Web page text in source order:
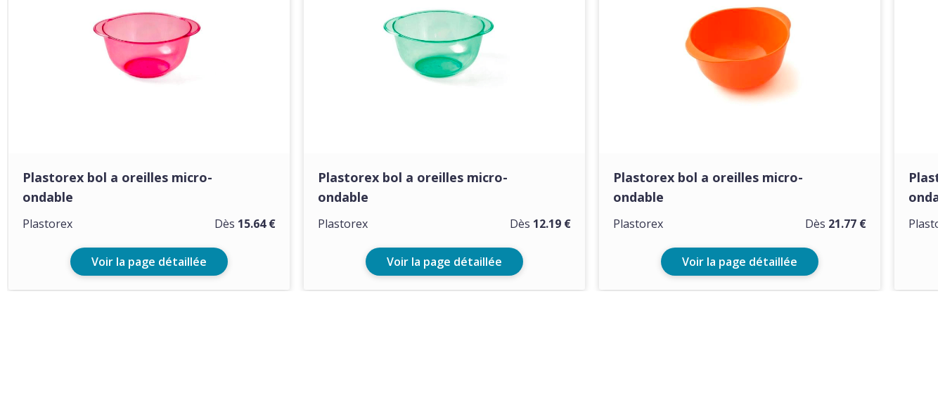
Plastorex bol a oreilles micro-
ondable
Dès 15.64 €
Plastorex
Voir la page détaillée
Plastorex bol a oreilles micro-
ondable
Dès 12.19 €
Plastorex
Voir la page détaillée
Plastorex bol a oreilles micro-
ondable
Dès 21.77 €
Plastorex
Voir la page détaillée